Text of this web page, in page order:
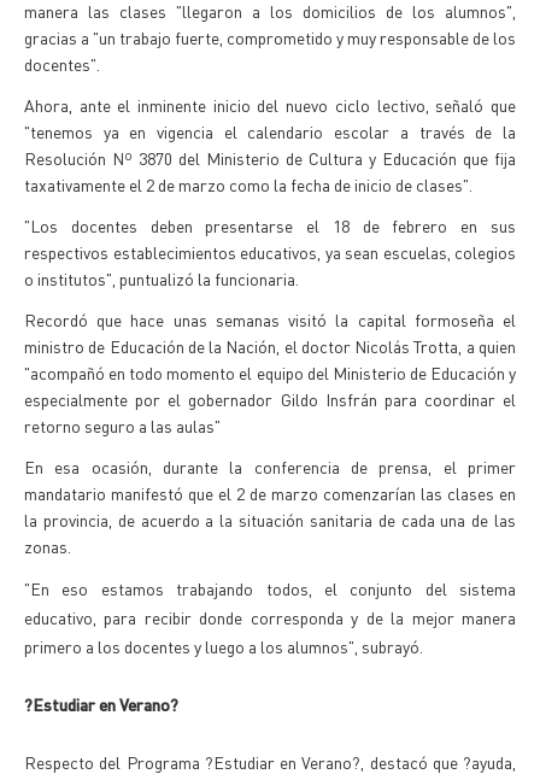
manera las clases "llegaron a los domicilios de los alumnos",
gracias a "un trabajo fuerte, comprometido y muy responsable de los
docentes".
Ahora, ante el inminente inicio del nuevo ciclo lectivo, señaló que
"tenemos ya en vigencia el calendario escolar a través de la
Resolución Nº 3870 del Ministerio de Cultura y Educación que fija
taxativamente el 2 de marzo como la fecha de inicio de clases".
"Los docentes deben presentarse el 18 de febrero en sus
respectivos establecimientos educativos, ya sean escuelas, colegios
o institutos", puntualizó la funcionaria.
Recordó que hace unas semanas visitó la capital formoseña el
ministro de Educación de la Nación, el doctor Nicolás Trotta, a quien
"acompañó en todo momento el equipo del Ministerio de Educación y
especialmente por el gobernador Gildo Insfrán para coordinar el
retorno seguro a las aulas"
En esa ocasión, durante la conferencia de prensa, el primer
mandatario manifestó que el 2 de marzo comenzarían las clases en
la provincia, de acuerdo a la situación sanitaria de cada una de las
zonas.
"En eso estamos trabajando todos, el conjunto del sistema
educativo, para recibir donde corresponda y de la mejor manera
primero a los docentes y luego a los alumnos", subrayó.
?Estudiar en Verano?
Respecto del Programa ?Estudiar en Verano?, destacó que ?ayuda,